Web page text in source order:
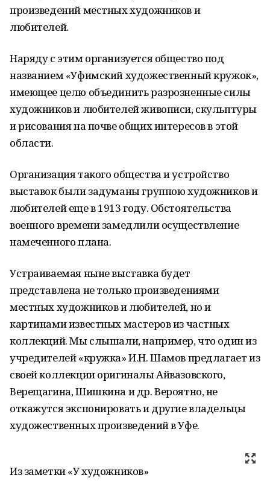
произведений местных художников и
любителей.
Наряду с этим организуется общество под
названием «Уфимский художественный кружок»,
имеющее целю объединить разрозненные силы
художников и любителей живописи, скульптуры
и рисования на почве общих интересов в этой
области.
Организация такого общества и устройство
выставок были задуманы группою художников и
любителей еще в 1913 году. Обстоятельства
военного времени замедлили осуществление
намеченного плана.
Устраиваемая ныне выставка будет
представлена не только произведениями
местных художников и любителей, но и
картинами известных мастеров из частных
коллекций. Мы слышали, например, что один из
учредителей «кружка» И.Н. Шамов предлагает из
своей коллекции оригиналы Айвазовского,
Верещагина, Шишкина и др. Вероятно, не
откажутся экспонировать и другие владельцы
художественных произведений в Уфе.
Из заметки «У художников»